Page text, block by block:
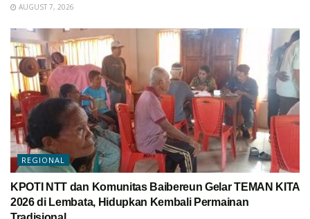
AUGUST 7, 2026
REGIONAL
KPOTI NTT dan Komunitas Baibereun Gelar TEMAN KITA
2026 di Lembata, Hidupkan Kembali Permainan